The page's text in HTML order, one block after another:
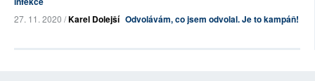
27. 11. 2020 /Karel Dolejší Odvolávám, co jsem odvolal. Je to kampáň!